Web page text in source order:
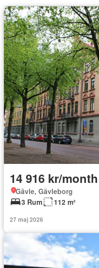
14 916 kr/month
Gävle, Gävleborg
3 Rum
112 m²
27 maj 2026